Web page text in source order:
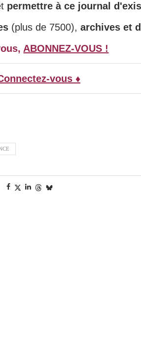
permettre à ce journal
(plus de 7500), archives et
ABONNEZ-VOUS !
vous ♦